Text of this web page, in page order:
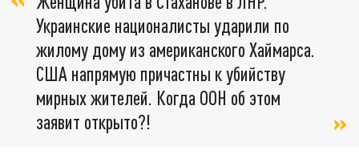
Украинские националисты ударили по
жилому дому из американского Хаймарса.
США напрямую причастны к убийству
мирных жителей. Когда ООН об этом
заявит открыто?!